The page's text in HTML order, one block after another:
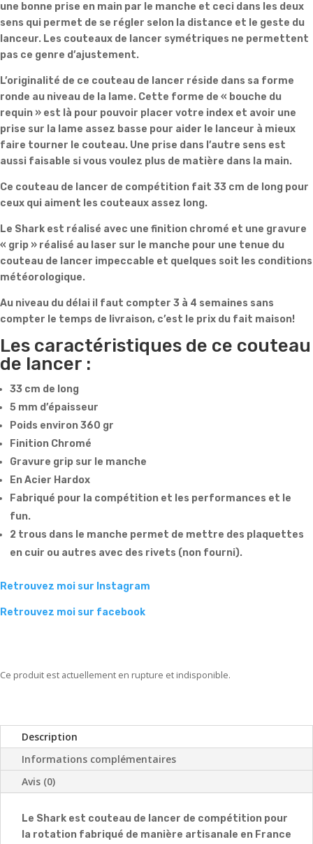
une bonne prise en main par le manche et ceci dans les deux
sens qui permet de se régler selon la distance et le geste du
lanceur. Les couteaux de lancer symétriques ne permettent
pas ce genre d’ajustement.
L’originalité de ce couteau de lancer réside dans sa forme
ronde au niveau de la lame. Cette forme de « bouche du
requin » est là pour pouvoir placer votre index et avoir une
prise sur la lame assez basse pour aider le lanceur à mieux
faire tourner le couteau. Une prise dans l’autre sens est
aussi faisable si vous voulez plus de matière dans la main.
Ce couteau de lancer de compétition fait 33 cm de long pour
ceux qui aiment les couteaux assez long.
Le Shark est réalisé avec une finition chromé et une gravure
« grip » réalisé au laser sur le manche pour une tenue du
couteau de lancer impeccable et quelques soit les conditions
météorologique.
Au niveau du délai il faut compter 3 à 4 semaines sans
compter le temps de livraison, c’est le prix du fait maison!
Les caractéristiques de ce couteau
de lancer :
33 cm de long
5 mm d’épaisseur
Poids environ 360 gr
Finition Chromé
Gravure grip sur le manche
En Acier Hardox
Fabriqué pour la compétition et les performances et le
fun.
2 trous dans le manche permet de mettre des plaquettes
en cuir ou autres avec des rivets (non fourni).
Retrouvez moi sur Instagram
Retrouvez moi sur facebook
Ce produit est actuellement en rupture et indisponible.
Description
Informations complémentaires
Avis (0)
Le Shark est couteau de lancer de compétition pour
la rotation fabriqué de manière artisanale en France